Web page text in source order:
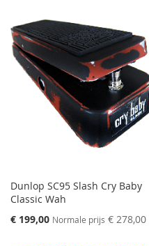
TOEVOEGEN
OM
TE
VERGELIJKEN
Dunlop SC95 Slash Cry Baby
Classic Wah
Speciale
€ 199,00 Normale prijs € 278,00